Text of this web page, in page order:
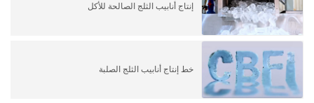
إنتاج أنابيب الثلج الصالحة للأكل
خط إنتاج أنابيب الثلج الصلبة